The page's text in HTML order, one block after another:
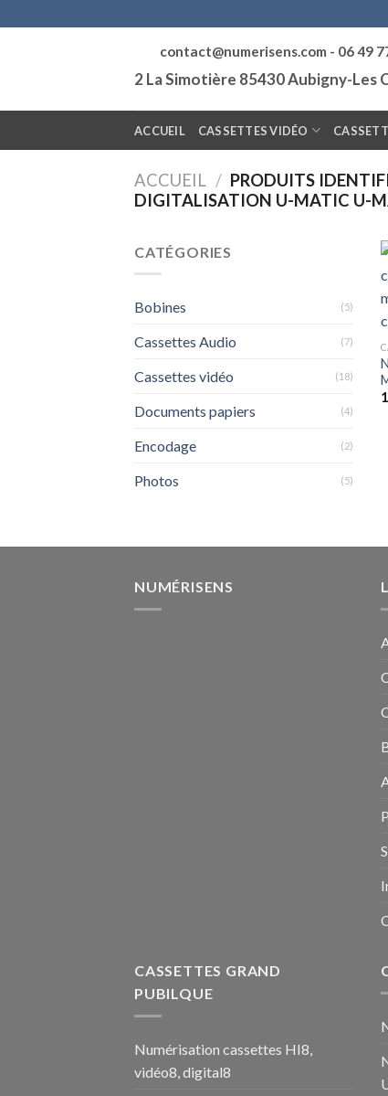
to
contact@numerisens.com - 06 49
2 La Simotière 85430 Aubigny-Les
ACCUEIL CASSETTES VIDÉO
ACCUEIL / PRODUITS
DIGITALISATION U-MATIC U-
CATÉGORIES
Bobines (5)
Cassettes Audio (7)
Cassettes vidéo (18)
Documents papiers (4)
Encodage (2)
Photos (5)
NUMÉRISENS
CASSETTES GRAND
PUBILQUE
Numérisation cassettes HI8,
vidéo8, digital8